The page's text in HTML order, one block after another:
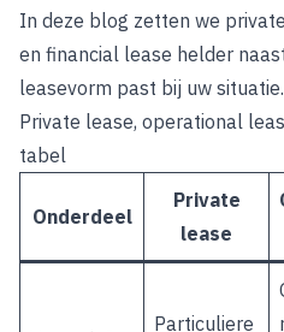
In deze blog zetten we
en financial lease helder
leasevorm past bij uw situatie.
Private lease, operational
tabel
Onderdeel
Private
lease
Particuliere